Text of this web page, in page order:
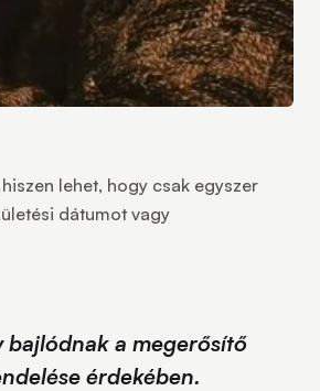
lehet, hogy csak egyszer
dátumot vagy
bajlódnak a megerősítő
érdekében.